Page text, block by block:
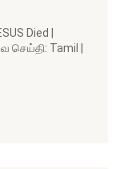
Died |
செய்தி: Tamil |